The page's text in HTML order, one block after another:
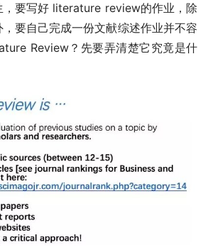
，要写好 literature review的作业，除
要自己完成一份文献综述作业并不容
Review？先要弄清楚它究竟是什